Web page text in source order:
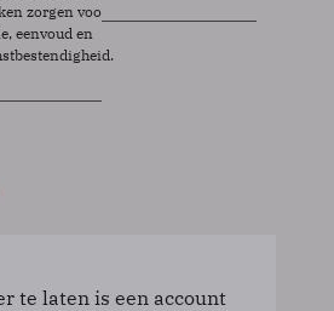
zorgen voor
eenvoud en
te laten is een account